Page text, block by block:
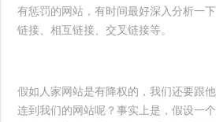
有惩罚的网站，有时间最好深入分析一
链接、相互链接、交叉链接等。
假如人家网站是有降权的，我们还要跟
连到我们的网站呢？事实上是，假设一